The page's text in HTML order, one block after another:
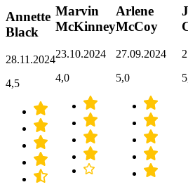
Annette
Black
28.11.2024
4,5
Marvin
McKinney
23.10.2024
4,0
Arlene
McCoy
27.09.2024
5,0